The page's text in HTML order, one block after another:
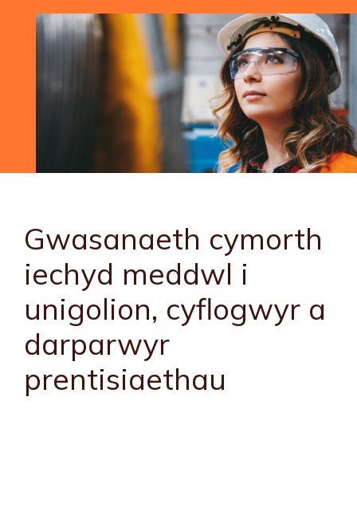
Gwasanaeth cymorth
iechyd meddwl i
unigolion, cyflogwyr a
darparwyr
prentisiaethau